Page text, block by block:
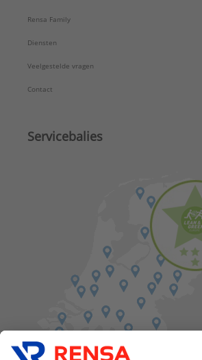
Rensa Family
Diensten
Veelgestelde vragen
Contact
Servicebalies